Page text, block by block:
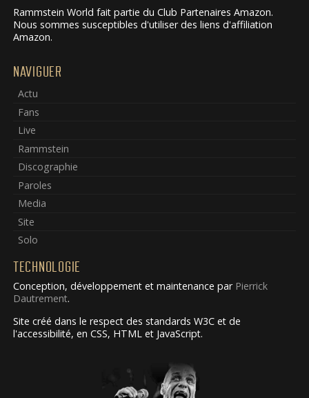
Rammstein World fait partie du Club Partenaires Amazon.
Nous sommes susceptibles d'utiliser des liens d'affiliation
Amazon.
NAVIGUER
Actu
Fans
Live
Rammstein
Discographie
Paroles
Media
Site
Solo
TECHNOLOGIE
Conception, développement et maintenance par Pierrick
Dautrement.
Site créé dans le respect des standards W3C et de
l'accessibilité, en CSS, HTML et JavaScript.